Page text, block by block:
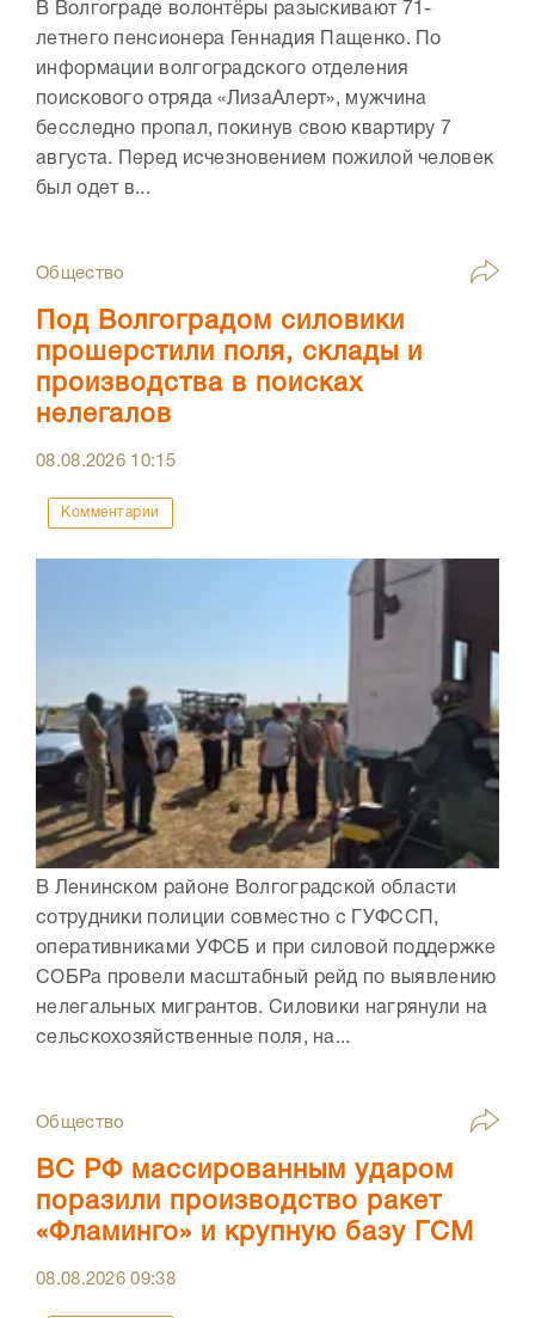
В Волгограде волонтёры разыскивают 71-
летнего пенсионера Геннадия Пащенко. По
информации волгоградского отделения
поискового отряда «ЛизаАлерт», мужчина
бесследно пропал, покинув свою квартиру 7
августа. Перед исчезновением пожилой человек
был одет в...
Общество
Под Волгоградом силовики
прошерстили поля, склады и
производства в поисках
нелегалов
08.08.2026 10:15
Комментарии
В Ленинском районе Волгоградской области
сотрудники полиции совместно с ГУФССП,
оперативниками УФСБ и при силовой поддержке
СОБРа провели масштабный рейд по выявлению
нелегальных мигрантов. Силовики нагрянули на
сельскохозяйственные поля, на...
Общество
ВС РФ массированным ударом
поразили производство ракет
«Фламинго» и крупную базу ГСМ
08.08.202609:38